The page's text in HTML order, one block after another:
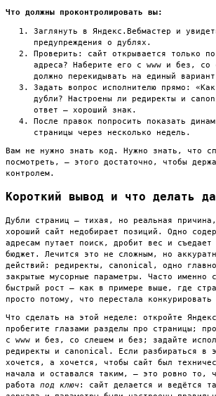
Что должны проконтролировать вы:
Заглянуть в Яндекс.Вебмастер и
предупреждения о дублях.
Проверить: сайт открывается только
адреса? Наберите его с www и без,
должно перекидывать на единый
Задать вопрос исполнителю прямо:
дубли? Настроены ли редиректы и
ответ — хороший знак.
После правок попросить показать
страницы через несколько недель.
Вам не нужно знать код. Нужно знать, что
посмотреть, — этого достаточно, чтобы
контролем.
Короткий вывод и что делать
Дубли страниц — тихая, но реальная
хороший сайт недобирает позиций. Одно
адресам путает поиск, дробит вес и съедает
бюджет. Лечится это не сложным, но
действий: редиректы, canonical, одно
закрытые мусорные параметры. Часто именно
быстрый рост — как в примере выше, где
просто потому, что перестала
Что сделать на этой неделе: откройте
пробегите глазами разделы про страницы;
с www и без, со слешем и без; задайте
редиректы и canonical. Если разбираться в
хочется, а хочется, чтобы сайт был
начала и оставался таким, — это ровно то,
работа под ключ: сайт делается и ведётся